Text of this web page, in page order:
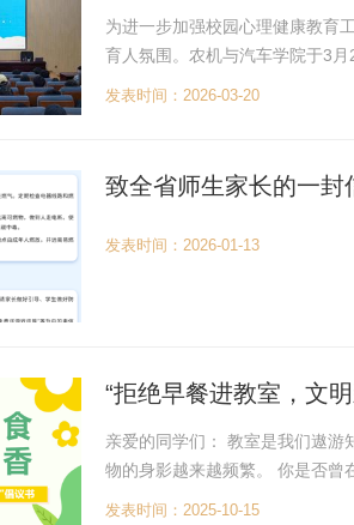
为进一步加强校园心理健康教育
育人氛围。农机与汽车学院于3
讲，学院2024级、2025级师生
发表时间：2026-03-20
致全省师生家长的一封
发表时间：2026-01-13
“拒绝早餐进教室，文
亲爱的同学们： 教室是我们遨
物的身影越来越频繁。 你是否曾
的学习环境，我们倡议：不带食
发表时间：2025-10-15